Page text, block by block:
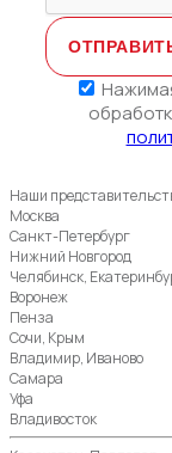
Наши
Москва
Санкт-Петербург
Нижний Новгород
Челябинск,
Воронеж
Пенза
Сочи, Крым
Владимир, Иваново
Самара
Уфа
Владивосток